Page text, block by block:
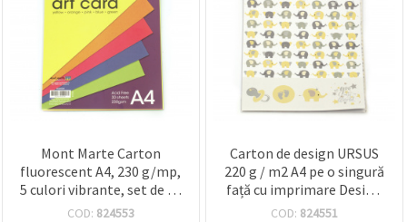
Mont Marte Carton
fluorescent A4, 230 g/mp,
5 culori vibrante, set de 30
coli
COD: 824553
Carton de design URSUS
220 g / m2 A4 pe o singură
față cu imprimare Design
asortat pentru bebeluși 5
COD: 824551